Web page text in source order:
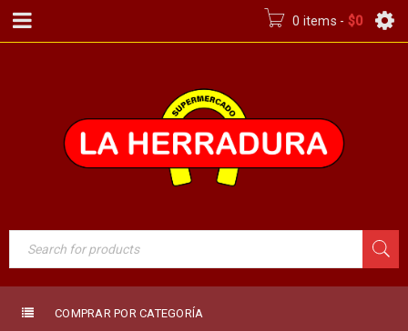
0 items - $0
COMPRAR POR CATEGORÍA